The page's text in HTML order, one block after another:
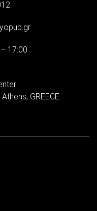
17:00
GREECE